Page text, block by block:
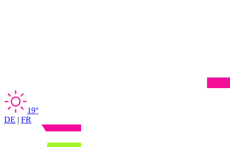
19°
DE | FR